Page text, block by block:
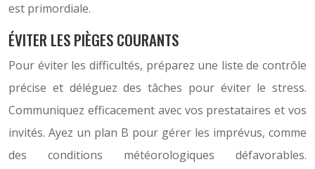
est primordiale.
ÉVITER LES PIÈGES COURANTS
Pour éviter les difficultés, préparez une liste de contrôle
précise et déléguez des tâches pour éviter le stress.
Communiquez efficacement avec vos prestataires et vos
invités. Ayez un plan B pour gérer les imprévus, comme
des conditions météorologiques défavorables.